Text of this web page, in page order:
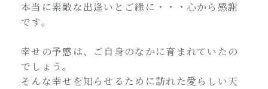
本当に素敵な出逢いとご縁に・・・心から感謝
です。
幸せの予感は、ご自身のなかに育まれていたの
でしょう。
そんな幸せを知らせるために訪れた愛らしい天